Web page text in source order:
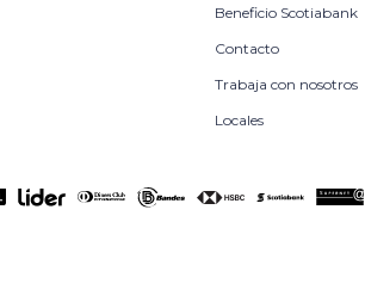
Beneficio Scotiabank
Contacto
Trabaja con nosotros
Locales